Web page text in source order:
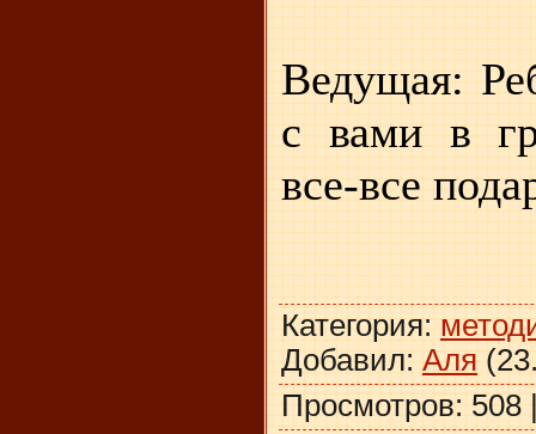
Ведущая:
с вами в
все-все
Категория:
Добавил: Аля
Просмотров: 508